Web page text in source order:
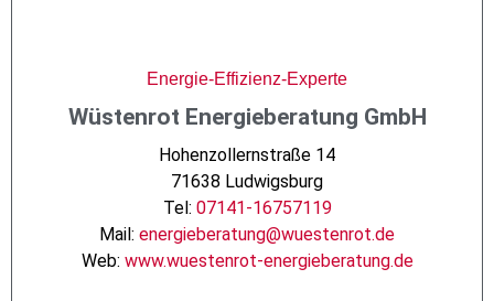
Energie-Effizienz-Experte
Wüstenrot Energieberatung GmbH
Hohenzollernstraße 14
71638 Ludwigsburg
Tel: 07141-16757119
Mail: energieberatung@wuestenrot.de
Web: www.wuestenrot-energieberatung.de